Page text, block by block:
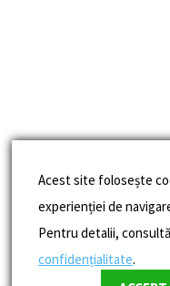
Acest site folosește
experienției de
Pentru detalii, consultă
confidențialitate.